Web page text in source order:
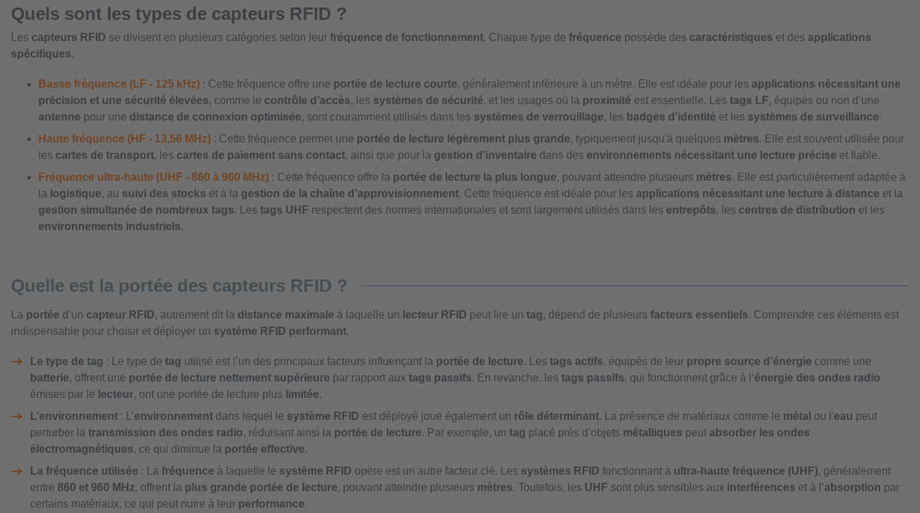
Quels sont les types de capteurs RFID ?
Les capteurs RFID se divisent en plusieurs catégories selon leur fréquence de fonctionnement. Chaque type de fréquence possède des caractéristiques et des applications
spécifiques.
Basse fréquence (LF - 125 kHz) : Cette fréquence offre une portée de lecture courte, généralement inférieure à un mètre. Elle est idéale pour les applications nécessitant une
précision et une sécurité élevées, comme le contrôle d’accès, les systèmes de sécurité, et les usages où la proximité est essentielle. Les tags LF, équipés ou non d’une
antenne pour une distance de connexion optimisée, sont couramment utilisés dans les systèmes de verrouillage, les badges d'identité et les systèmes de surveillance.
Haute fréquence (HF - 13,56 MHz) : Cette fréquence permet une portée de lecture légèrement plus grande, typiquement jusqu'à quelques mètres. Elle est souvent utilisée pour
les cartes de transport, les cartes de paiement sans contact, ainsi que pour la gestion d’inventaire dans des environnements nécessitant une lecture précise et fiable.
Fréquence ultra-haute (UHF - 860 à 960 MHz) : Cette fréquence offre la portée de lecture la plus longue, pouvant atteindre plusieurs mètres. Elle est particulièrement adaptée à
la logistique, au suivi des stocks et à la gestion de la chaîne d’approvisionnement. Cette fréquence est idéale pour les applications nécessitant une lecture à distance et la
gestion simultanée de nombreux tags. Les tags UHF respectent des normes internationales et sont largement utilisés dans les entrepôts, les centres de distribution et les
environnements industriels.
Quelle est la portée des capteurs RFID ?
La portée d’un capteur RFID, autrement dit la distance maximale à laquelle un lecteur RFID peut lire un tag, dépend de plusieurs facteurs essentiels. Comprendre ces éléments est
indispensable pour choisir et déployer un système RFID performant.
Le type de tag : Le type de tag utilisé est l’un des principaux facteurs influençant la portée de lecture. Les tags actifs, équipés de leur propre source d’énergie comme une
batterie, offrent une portée de lecture nettement supérieure par rapport aux tags passifs. En revanche, les tags passifs, qui fonctionnent grâce à l’énergie des ondes radio
émises par le lecteur, ont une portée de lecture plus limitée.
L’environnement : L’environnement dans lequel le système RFID est déployé joue également un rôle déterminant. La présence de matériaux comme le métal ou l'eau peut
perturber la transmission des ondes radio, réduisant ainsi la portée de lecture. Par exemple, un tag placé près d’objets métalliques peut absorber les ondes
électromagnétiques, ce qui diminue la portée effective.
La fréquence utilisée : La fréquence à laquelle le système RFID opère est un autre facteur clé. Les systèmes RFID fonctionnant à ultra-haute fréquence (UHF), généralement
entre 860 et 960 MHz, offrent la plus grande portée de lecture, pouvant atteindre plusieurs mètres. Toutefois, les UHF sont plus sensibles aux interférences et à l’absorption par
certains matériaux, ce qui peut nuire à leur performance.